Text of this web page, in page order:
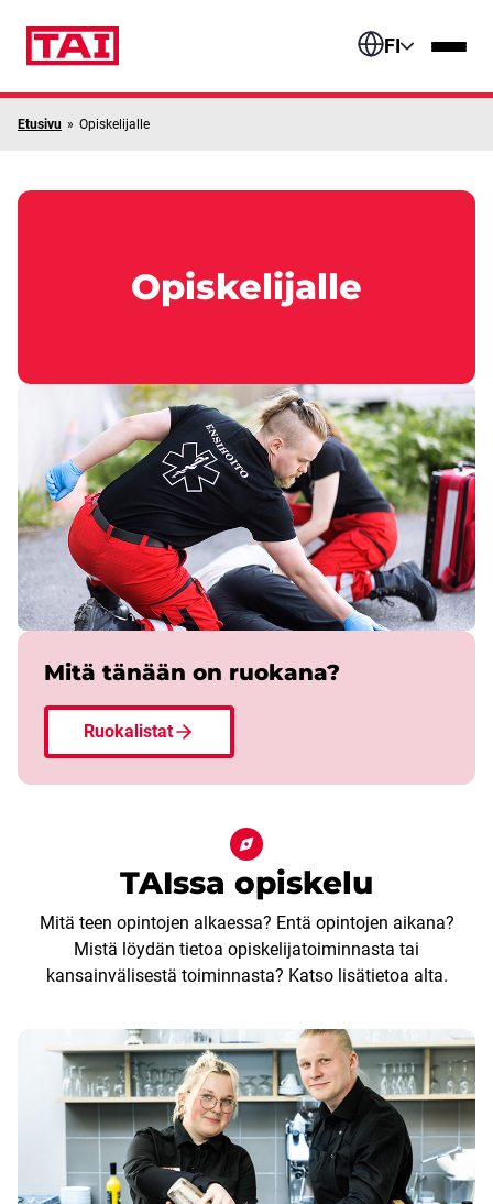
FI
Etusivu » Opiskelijalle
Opiskelijalle
Mitä tänään on ruokana?
Ruokalistat
TAIssa opiskelu
Mitä teen opintojen alkaessa? Entä opintojen aikana?
Mistä löydän tietoa opiskelijatoiminnasta tai
kansainvälisestä toiminnasta? Katso lisätietoa alta.